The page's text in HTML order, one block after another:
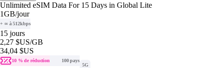
Unlimited eSIM Data For 15 Days in Global Lite
1GB/jour
+ ∞ à 512kbps
15 jours
2,27 $US/GB
34,04 $US
10 % de réduction
100 pays
5G